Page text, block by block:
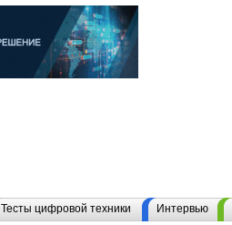
Тесты цифровой техники Интервью